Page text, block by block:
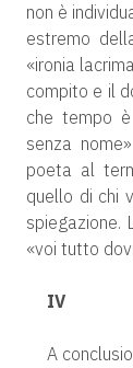
non è
estremo
«ironia
compito e il
che tempo
senza
poeta al
quello di chi
spiegazione.
«voi tutto
IV
A